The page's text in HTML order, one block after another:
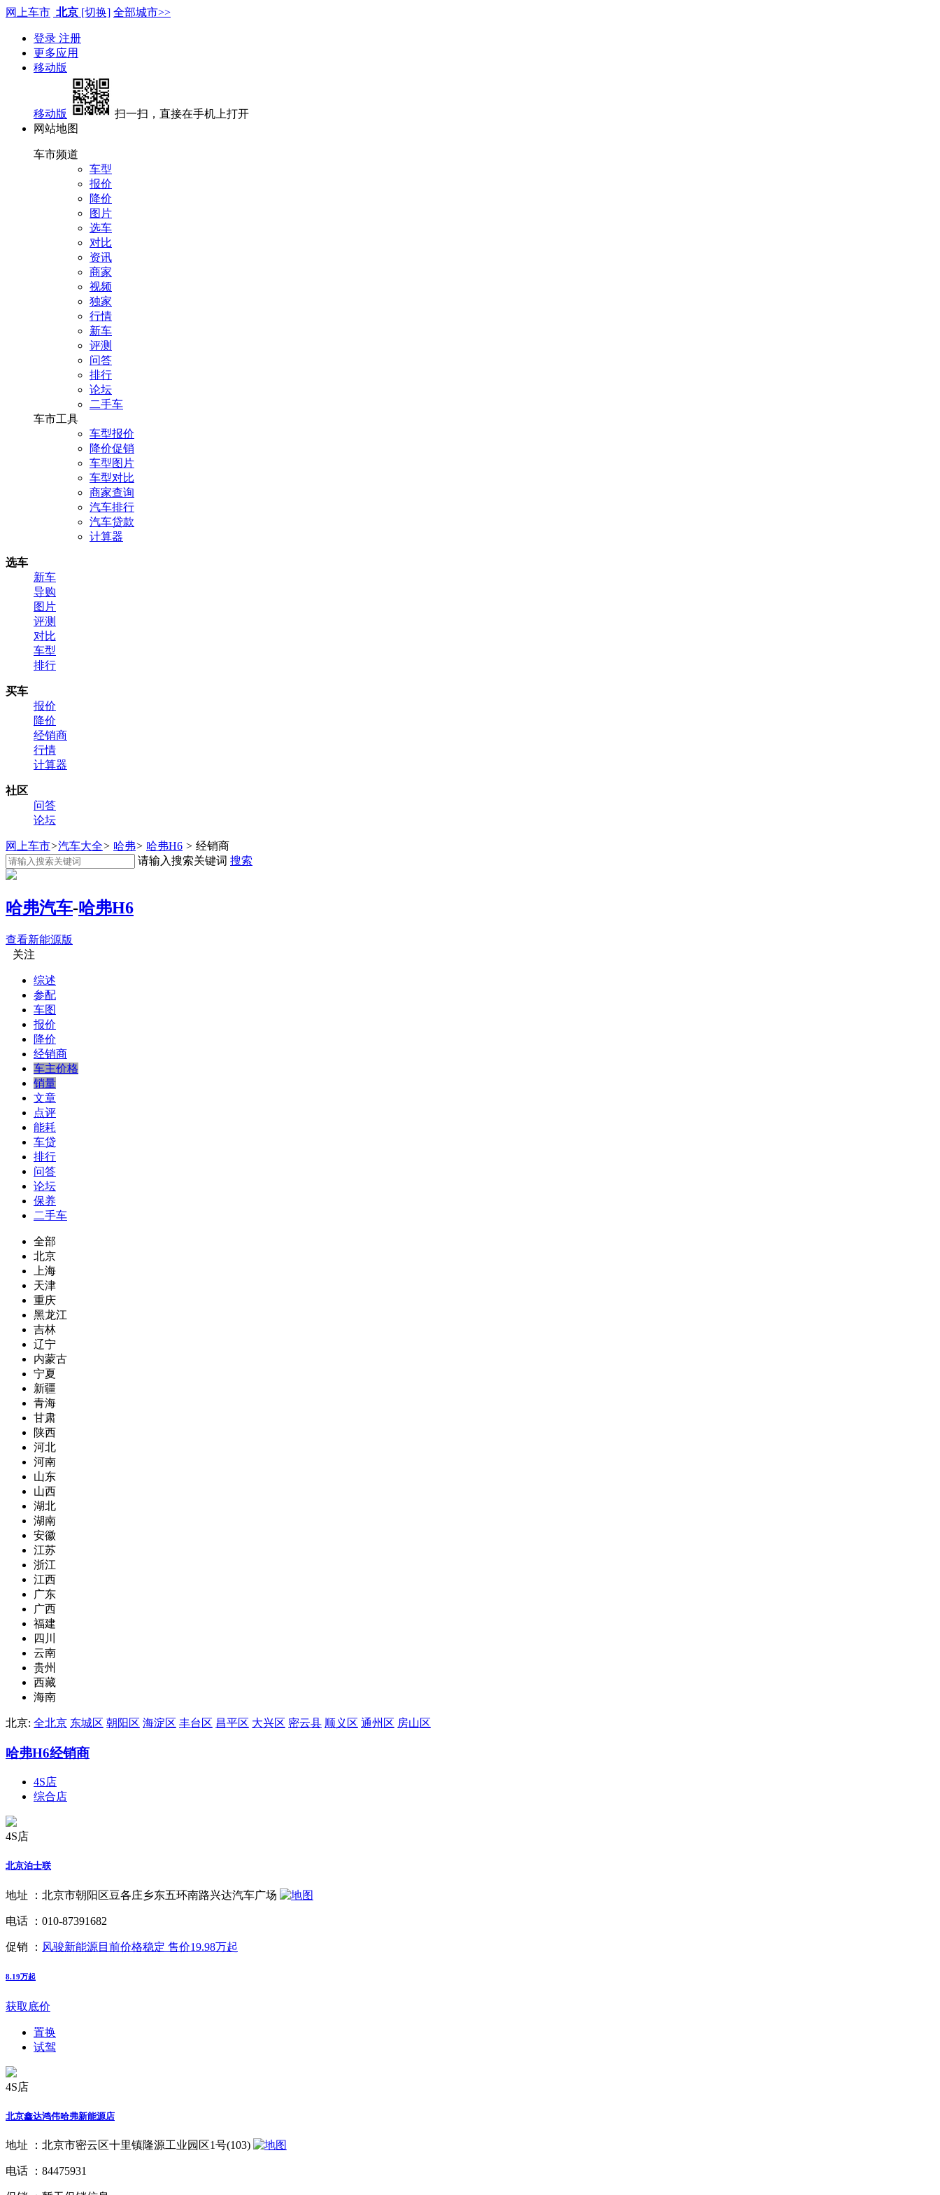
网上车市 北京 [切换] 全部城市>>
登录 注册
更多应用
移动版
移动版
扫一扫，直接在手机上打开
网站地图
车市频道
车型
报价
降价
图片
选车
对比
资讯
商家
视频
独家
行情
新车
评测
问答
排行
论坛
二手车
车市工具
车型报价
降价促销
车型图片
车型对比
商家查询
汽车排行
汽车贷款
计算器
选车
新车
导购
图片
评测
对比
车型
排行
买车
报价
降价
经销商
行情
计算器
社区
问答
论坛
网上车市>汽车大全> 哈弗> 哈弗H6 > 经销商
请输入搜索关键词 搜索
哈弗汽车-哈弗H6
查看新能源版
关注
综述
参配
车图
报价
降价
经销商
车主价格
销量
文章
点评
能耗
车贷
排行
问答
论坛
保养
二手车
全部
北京
上海
天津
重庆
黑龙江
吉林
辽宁
内蒙古
宁夏
新疆
青海
甘肃
陕西
河北
河南
山东
山西
湖北
湖南
安徽
江苏
浙江
江西
广东
广西
福建
四川
云南
贵州
西藏
海南
北京: 全北京 东城区 朝阳区 海淀区 丰台区 昌平区 大兴区 密云县 顺义区 通州区 房山区
哈弗H6经销商
4S店
综合店
4S店
北京泊士联
地址 ： 北京市朝阳区豆各庄乡东五环南路兴达汽车广场
电话 ： 010-87391682
促销 ： 风骏新能源目前价格稳定 售价19.98万起
8.19万起
获取底价
置换
试驾
4S店
北京鑫达鸿伟哈弗新能源店
地址 ： 北京市密云区十里镇隆源工业园区1号(103)
电话 ： 84475931